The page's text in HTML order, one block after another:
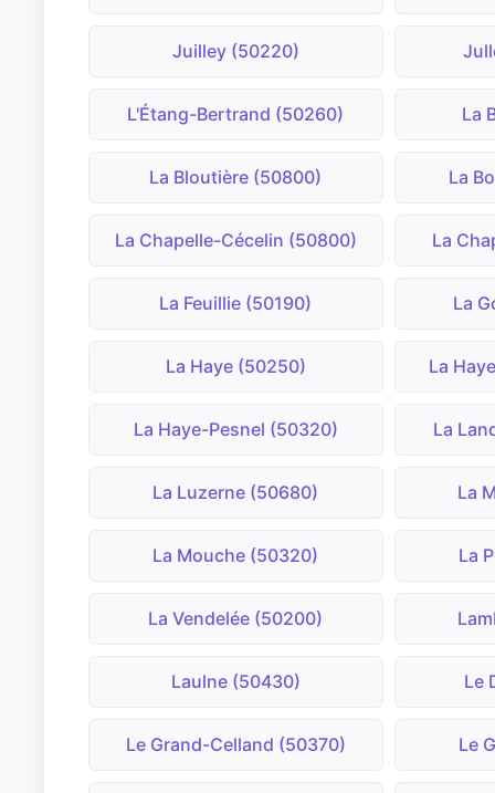
Juilley (50220)
L'Étang-Bertrand (50260) La
La Bloutière (50800) La
La Chapelle-Cécelin (50800) La
La Feuillie (50190) La
La Haye (50250) La
La Haye-Pesnel (50320) La
La Luzerne (50680) La
La Mouche (50320) La
La Vendelée (50200)
Laulne (50430) Le
Le Grand-Celland (50370) Le